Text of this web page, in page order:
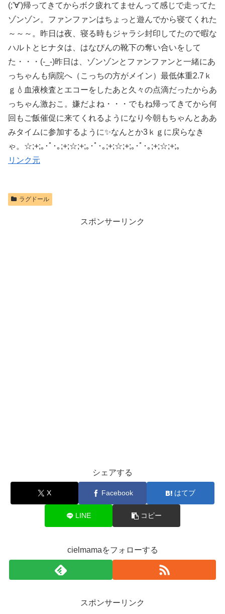
(;'∀')帰ってきてからボク疲れてませんって感じで走ってた
ゾンゾン。ファンファンはちょっと遊んでから寝てくれた
～～～。昨日は夜、寝る時もジャラシ封印してたので暇な
ハルトとヒナタは、はなぴんの靴下の奪い合いをして
た・・・(-_-)昨日は、ゾンゾンとファンファンと一緒にあ
っちゃんも病院へ（こっちの方がメイン）最低体重2.7ｋ
ｇ💧血液検査とエコーをしたあと久々の点滴だったからあ
っちゃん激おこ。嫌だよね・・・でもね帰ってきてから何
回もご飯催促に来てくれるようになり今朝もちゃんとああ
みタイムに参加するように✨なんとか3ｋｇに戻らなき
ゃ。☆;+;｡･ﾟ･｡;+;☆;+;｡･ﾟ･｡;+;☆;+;｡･ﾟ･｡;+;☆;+;｡
リンク元
ラグドール
スポンサーリンク
シェアする
X Facebook はてブ
LINE コピー
cielmamaをフォローする
スポンサーリンク